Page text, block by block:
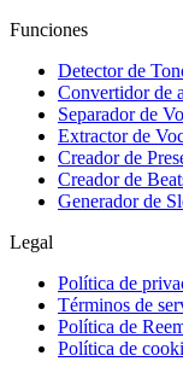
Funciones
Detector de
Convertidor de
Separador de
Extractor de
Creador de
Creador de
Generador de
Legal
Política de
Términos de
Política de
Política de